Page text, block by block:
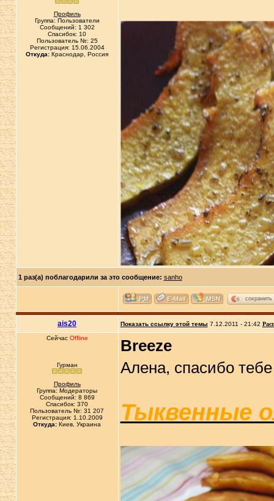
Профиль
Группа: Пользователи
Сообщений: 1 302
Спасибок: 10
Пользователь №: 25
Регистрация: 15.06.2004
Откуда: Краснодар, Россия
1 раз(а) поблагодарили за это сообщение: sanho
сохранить
ais20 Показать ссылку этой темы 7.12.2011 - 21:42
Сейчас Offline
Гурман
Профиль
Группа: Модераторы
Сообщений: 8 869
Спасибок: 370
Пользователь №: 31 207
Регистрация: 1.10.2009
Откуда: Киев, Украина
Breeze
Алена, спасибо
Тыквенные